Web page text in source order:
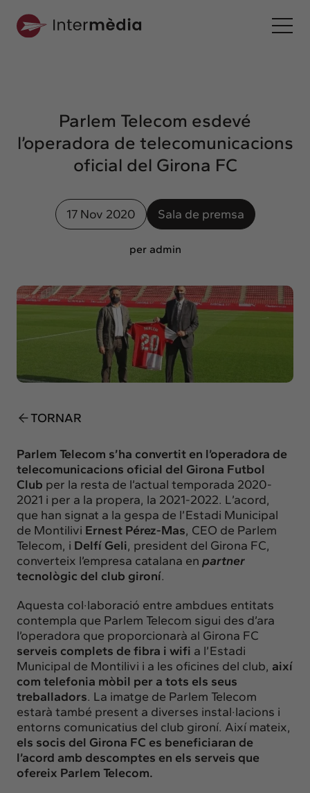
Interconnexió
Els nostres serveis
Projectes
Intermèdia
Clients
Actualitat
Intercanvi
Contacte
info@intermedia.cat
Parlem Telecom esdevé
l’operadora de telecomunicacions
oficial del Girona FC
17 Nov 2020 Sala de premsa
per admin
TORNAR
Parlem Telecom s’ha convertit en l’operadora de
telecomunicacions oficial del Girona Futbol
Club per la resta de l’actual temporada 2020-
2021 i per a la propera, la 2021-2022. L’acord,
que han signat a la gespa de l’Estadi Municipal
de Montilivi Ernest Pérez-Mas, CEO de Parlem
Telecom, i Delfí Geli, president del Girona FC,
converteix l’empresa catalana en partner
tecnològic del club gironí.
Aquesta col·laboració entre ambdues entitats
contempla que Parlem Telecom sigui des d’ara
l’operadora que proporcionarà al Girona FC
serveis complets de fibra i wifi a l’Estadi
Municipal de Montilivi i a les oficines del club, així
com telefonia mòbil per a tots els seus
treballadors. La imatge de Parlem Telecom
estarà també present a diverses instal·lacions i
entorns comunicatius del club gironí. Així mateix,
els socis del Girona FC es beneficiaran de
l’acord amb descomptes en els serveis que
ofereix Parlem Telecom.